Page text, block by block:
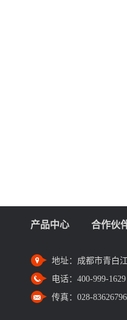
产品中心 合作伙
地址： 成都市青白
电话： 400-999-1629
传真： 028-83626796